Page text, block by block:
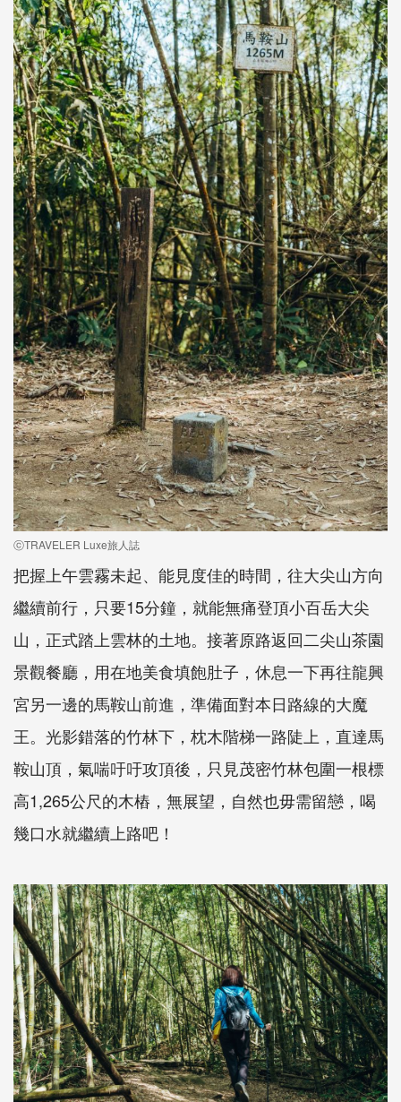
ⓒTRAVELER Luxe旅人誌
把握上午雲霧未起、能見度佳的時間，往大尖山方向
繼續前行，只要15分鐘，就能無痛登頂小百岳大尖
山，正式踏上雲林的土地。接著原路返回二尖山茶園
景觀餐廳，用在地美食填飽肚子，休息一下再往龍興
宮另一邊的馬鞍山前進，準備面對本日路線的大魔
王。光影錯落的竹林下，枕木階梯一路陡上，直達馬
鞍山頂，氣喘吁吁攻頂後，只見茂密竹林包圍一根標
高1,265公尺的木樁，無展望，自然也毋需留戀，喝
幾口水就繼續上路吧！